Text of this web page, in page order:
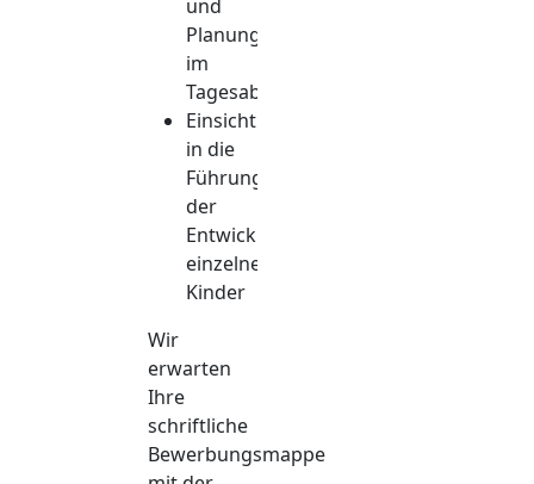
und
Planungsvorbereitungen
im
Tagesablauf
Einsicht
in die
Führung
der
Entwicklungsmappen
einzelner
Kinder
Wir
erwarten
Ihre
schriftliche
Bewerbungsmappe